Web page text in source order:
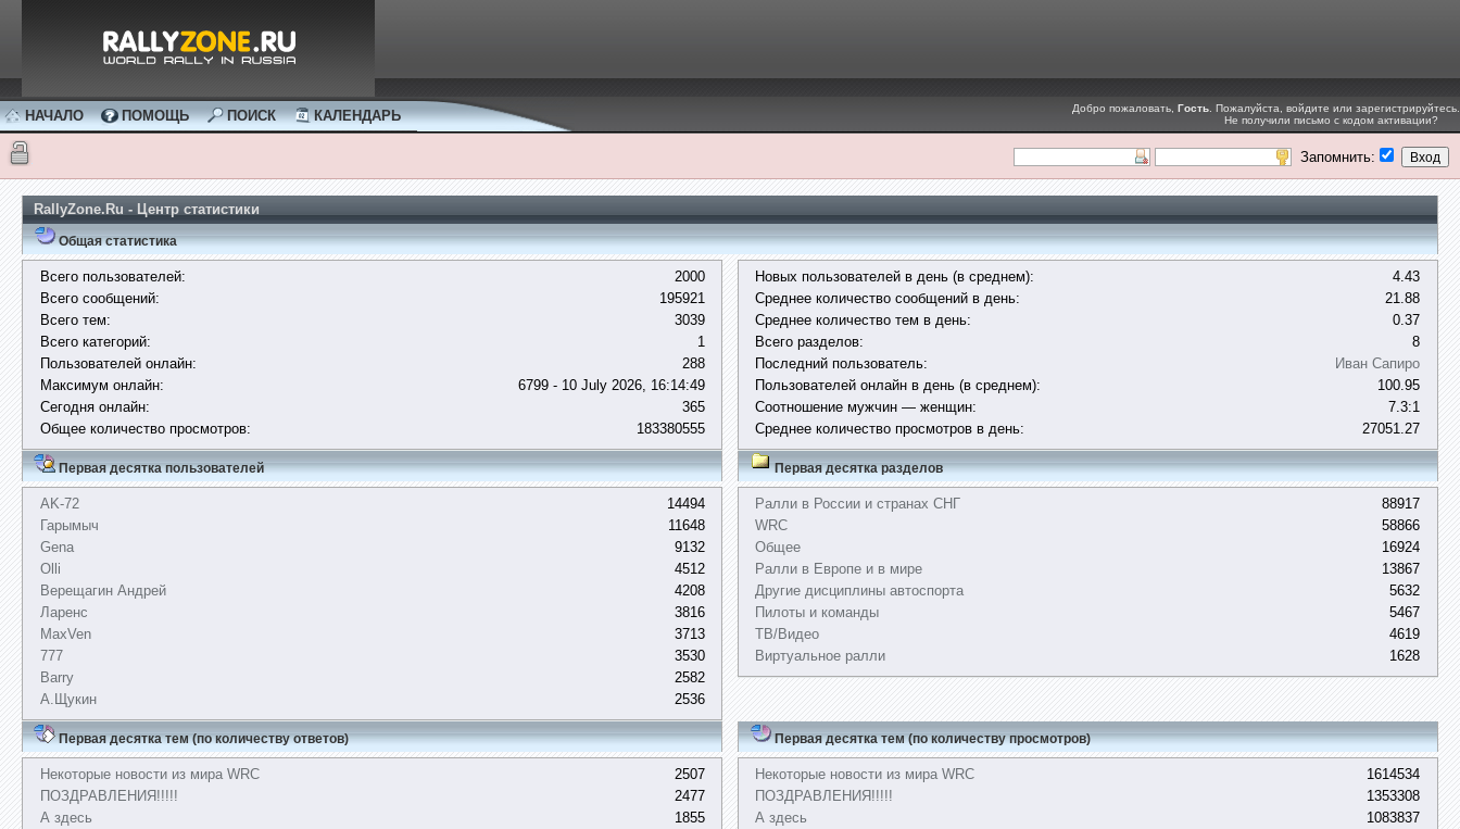
НАЧАЛО ПОМОЩЬ ПОИСК КАЛЕНДАРЬ Добро пожаловать, Гость . Пожалуйста, войдите или зарегистрируйтесь
Не получили письмо с кодом активации?
Запомнить:
RallyZone.Ru - Центр статистики
Общая статистика
Всего пользователей:
2000
Всего сообщений:
195921
Всего тем:
3039
Всего категорий:
1
Пользователей онлайн:
288
Максимум онлайн:
6799 - 10 July 2026, 16:14:49
Сегодня онлайн:
365
Общее количество просмотров:
183380555
Новых пользователей в день (в среднем):
4.43
Среднее количество сообщений в день:
21.88
Среднее количество тем в день:
0.37
Всего разделов:
8
Последний пользователь:
Иван Сапиро
Пользователей онлайн в день (в среднем):
100.95
Соотношение мужчин — женщин:
7.3:1
Среднее количество просмотров в день:
27051.27
Первая десятка пользователей
AK-72
14494
Гарымыч
11648
Gena
9132
Olli
4512
Верещагин Андрей
4208
Ларенс
3816
MaxVen
3713
777
3530
Barry
2582
А.Щукин
2536
Первая десятка разделов
Ралли в России и странах СНГ
88917
WRC
58866
Общее
16924
Ралли в Европе и в мире
13867
Другие дисциплины автоспорта
5632
Пилоты и команды
5467
ТВ/Видео
4619
Виртуальное ралли
1628
Первая десятка тем (по количеству ответов)
Некоторые новости из мира WRC
2507
ПОЗДРАВЛЕНИЯ!!!!!
2477
А здесь
1855
Первая десятка тем (по количеству просмотров)
Некоторые новости из мира WRC
1614534
ПОЗДРАВЛЕНИЯ!!!!!
1353308
А здесь
1083837